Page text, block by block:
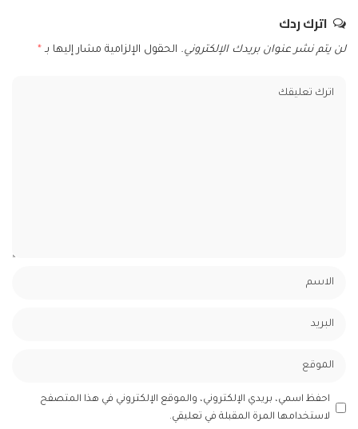
اترك ردك
لن يتم نشر عنوان بريدك الإلكتروني. الحقول الإلزامية مشار إليها بـ *
احفظ اسمي، بريدي الإلكتروني، والموقع الإلكتروني في هذا المتصفح
لاستخدامها المرة المقبلة في تعليقي.